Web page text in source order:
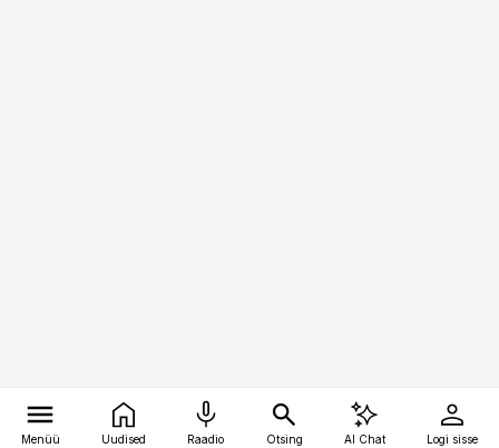
Menüü Uudised Raadio Otsing AI Chat Logi sisse